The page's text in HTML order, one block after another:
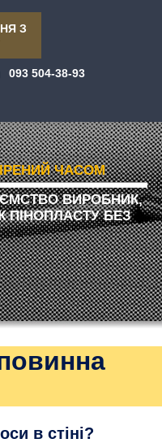
З
093 504-38-93
ЧАСОМ
ВИРОБНИК,
ПІНОПЛАСТУ БЕЗ
в стіні?